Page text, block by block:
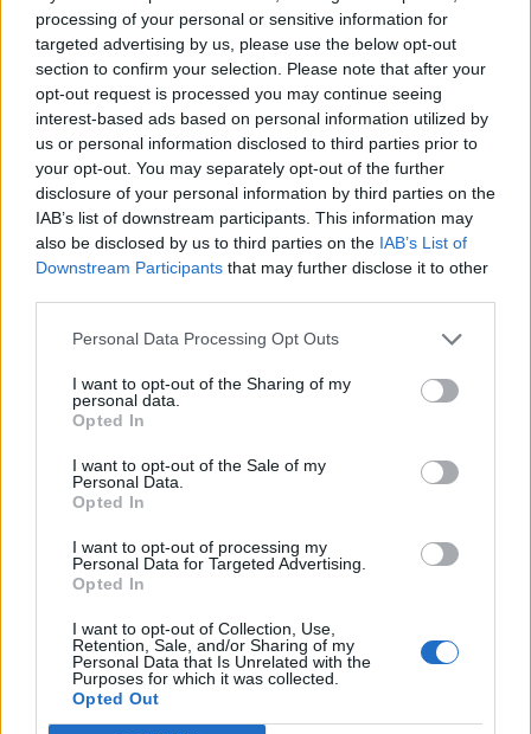
processing of your personal or sensitive information for
targeted advertising by us, please use the below opt-out
section to confirm your selection. Please note that after your
opt-out request is processed you may continue seeing
interest-based ads based on personal information utilized by
us or personal information disclosed to third parties prior to
your opt-out. You may separately opt-out of the further
disclosure of your personal information by third parties on the
IAB’s list of downstream participants. This information may
also be disclosed by us to third parties on the IAB’s List of
Downstream Participants that may further disclose it to other
Personal Data Processing Opt Outs
I want to opt-out of the Sharing of my
personal data.
Opted In
I want to opt-out of the Sale of my
Personal Data.
Opted In
I want to opt-out of processing my
Personal Data for Targeted Advertising.
Opted In
I want to opt-out of Collection, Use,
Retention, Sale, and/or Sharing of my
Personal Data that Is Unrelated with the
Purposes for which it was collected.
Opted Out
Jos video ei näy laitteellasi voit katsoa sen suoraan
Youtubesta.
Suomi pääsee hakemaan turnauksessa revanssia Kanadasta
aikaisintaan pudotuspeleissä, sillä joukkueet pelaavat eri
lohkoissa. Suomen kanssa samassa lohkossa pelaavat USA,
Sveitsi, Slovakia sekä Latvia.
Edellinen artikkeli
Aron Kiviharjulla tyly kohtalo –
superlupaus ei mahdu Nuorten
Leijonien kokoonpanoon
turnauksessa
Tekeekö Niko Huuhtasen
”hevosen laukaus” tuhoja MM-
samaa kuin Patrik Laineessa
LIITTYVÄT ARTIKKELIT